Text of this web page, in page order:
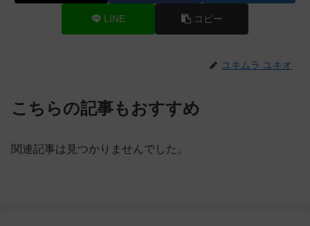
LINE コピー
ユキムラ ユキオ
こちらの記事もおすすめ
関連記事は見つかりませんでした。